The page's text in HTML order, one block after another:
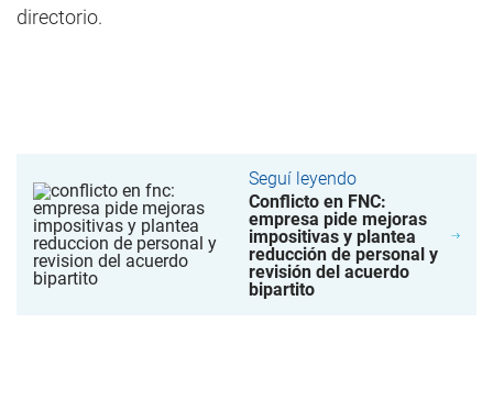
directorio.
Seguí leyendo
Conflicto en FNC:
empresa pide mejoras
impositivas y plantea
reducción de personal y
revisión del acuerdo
bipartito